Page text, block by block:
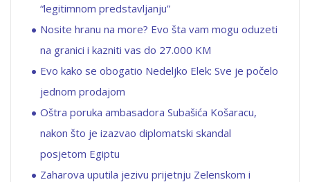
“legitimnom predstavljanju”
Nosite hranu na more? Evo šta vam mogu oduzeti
na granici i kazniti vas do 27.000 KM
Evo kako se obogatio Nedeljko Elek: Sve je počelo
jednom prodajom
Oštra poruka ambasadora Subašića Košaracu,
nakon što je izazvao diplomatski skandal
posjetom Egiptu
Zaharova uputila jezivu prijetnju Zelenskom i